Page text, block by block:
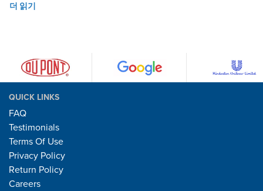
더 읽기
QUICK LINKS
FAQ
Testimonials
Terms Of Use
Privacy Policy
Return Policy
Careers